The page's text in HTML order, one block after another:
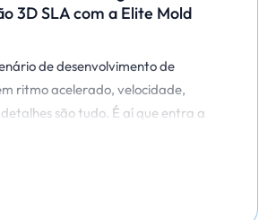
3D SLA com a Elite Mold
de desenvolvimento de
ritmo acelerado, velocidade,
são tudo. É aí que entra a
de Estereolitografia. Como
de impressão 3D mais